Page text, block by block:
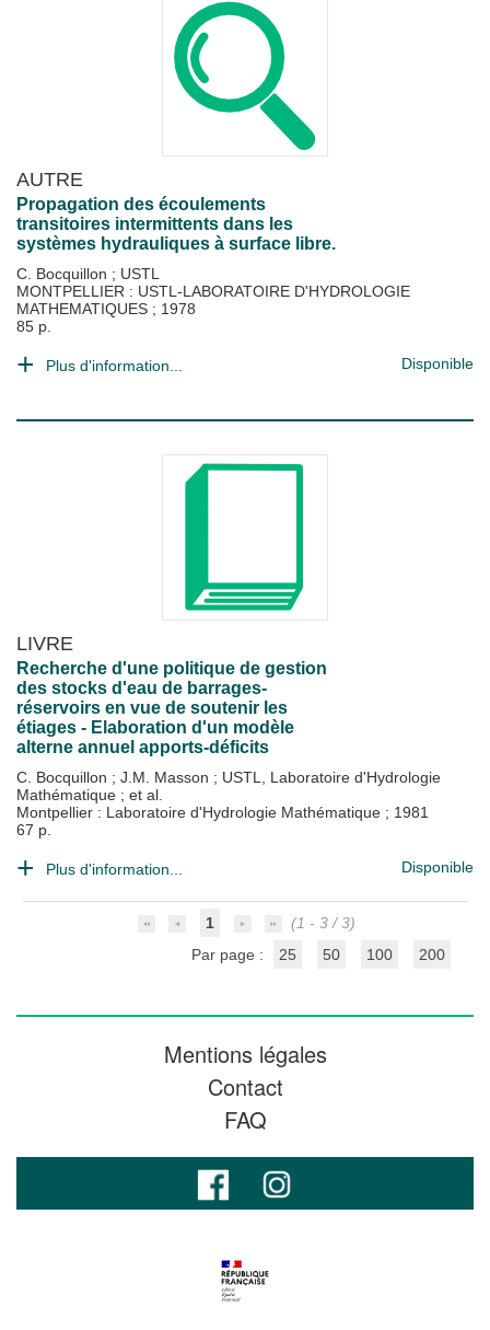
AUTRE
Propagation des écoulements
transitoires intermittents dans les
systèmes hydrauliques à surface libre.
C. Bocquillon ; USTL
MONTPELLIER : USTL-LABORATOIRE D'HYDROLOGIE
MATHEMATIQUES ; 1978
85 p.
Plus d'information... Disponible
LIVRE
Recherche d'une politique de gestion
des stocks d'eau de barrages-
réservoirs en vue de soutenir les
étiages - Elaboration d'un modèle
alterne annuel apports-déficits
C. Bocquillon ; J.M. Masson ; USTL, Laboratoire d'Hydrologie
Mathématique ; et al.
Montpellier : Laboratoire d'Hydrologie Mathématique ; 1981
67 p.
Plus d'information... Disponible
1
(1 - 3 / 3)
Par page :
25 50 100 200
Mentions légales
Contact
FAQ